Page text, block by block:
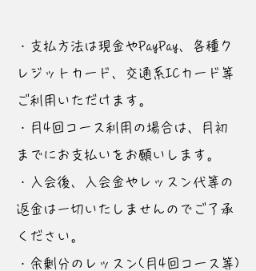
・支払方法は現金やPayPay、各種ク
レジットカード、交通系ICカード等
ご利用いただけます。
・月4回コース利用の場合は、月初
までにお支払いをお願いします。
・入会後、入会金やレッスン代等の
返金は一切いたしませんのでご了承
ください。
・余剰分のレッスン(月4回コース等)